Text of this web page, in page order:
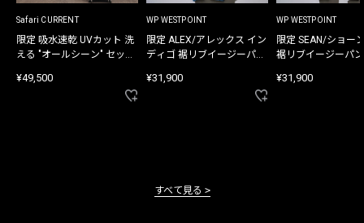
Safari CURRENT
限定 吸水速乾 UVカット 洗
える "オールシーン" セット
¥49,500
WP WESTPOINT
限定 ALEX/アレックス イン
ディゴ 裾リブイージーパン
¥31,900
WP WESTPOINT
限定 SEAN/ショー
裾リブイージーパ
¥31,900
すべて見る